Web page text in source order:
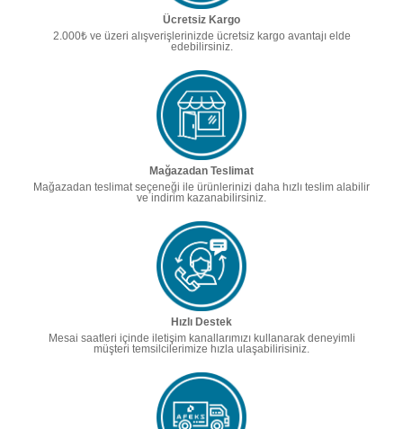
Ücretsiz Kargo
2.000₺ ve üzeri alışverişlerinizde ücretsiz kargo avantajı elde
edebilirsiniz.
Mağazadan Teslimat
Mağazadan teslimat seçeneği ile ürünlerinizi daha hızlı teslim alabilir
ve indirim kazanabilirsiniz.
Hızlı Destek
Mesai saatleri içinde iletişim kanallarımızı kullanarak deneyimli
müşteri temsilcilerimize hızla ulaşabilirisiniz.